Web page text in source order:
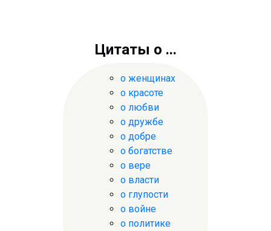
Цитаты о ...
о женщинах
о красоте
о любви
о дружбе
о добре
о богатстве
о вере
о власти
о глупости
о войне
о политике